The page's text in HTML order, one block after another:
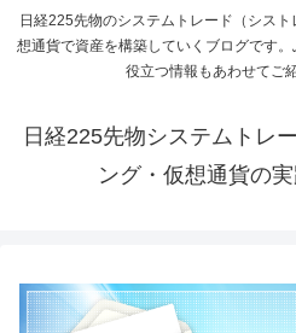
日経225先物のシステムトレード（シス
想通貨で資産を構築していくブログです
役立つ情報もあわせてご
日経225先物システムトレ
ング・仮想通貨の